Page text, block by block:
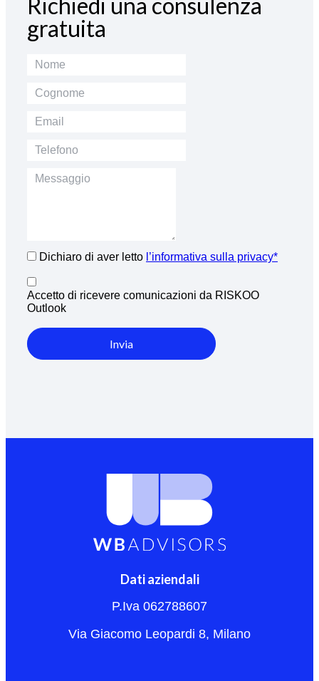
gratuita
Dichiaro di aver letto l’informativa sulla privacy*
Accetto di ricevere comunicazioni da RISKOO
Outlook
Invia
Dati aziendali
P.Iva 062788607
Via Giacomo Leopardi 8, Milano